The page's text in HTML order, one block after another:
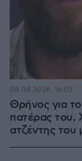
Θρήνος για
πατέρας του,
ατζέντης του
08.08.2026, 16:05